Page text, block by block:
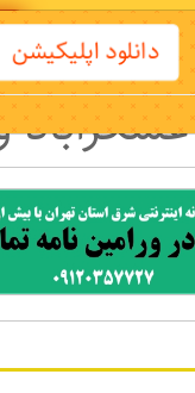
دانلود اپلیکیشن